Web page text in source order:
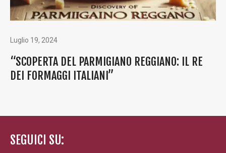
Luglio 19, 2024
“SCOPERTA DEL PARMIGIANO REGGIANO: IL RE
DEI FORMAGGI ITALIANI”
SEGUICI SU: